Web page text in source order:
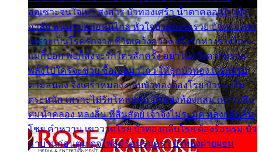
ออเซาะจนใจเบา สงสาร บัวทองเศร้า น้ำตาคลอเบ้า เฝ้า
อาลัย หนุ่มรูปหล่อหนีไกล หัวใจบัวทองระรวย บัวทองโศก
เพราะเป็นโรครักจาง ชีวิตเคว้งคว้าง เมื่อรักห่างร้างไกล
แม่ก็บอก พ่อก็สั่งจะรักใครสักครั้ง อย่าไปหวังความรวย
พลั้งไปใครจะช่วย ซื้อเปลมาไกว ให้ลูกบัวทอง เวรกรรม
ตามสนอง จึงเศร้าหมอง กลีบบัวทองต้องโรย บัวทองไม่
ตระหนัก เพราะไม่รักโคลนตม บัวทองท้องกลม เพราะลืม
ตมน้ำคลอง หลงลิ้น ที่สิ้นสัตย์ เจ้าจึงไม่ระมัด หลงกลิ่นลิ้น
โชย คำหวาน เขาวาดโรย บัวทองกลีบโรย ต้องร้อนรุม บัว
มาบานก่อนตูม ดุจไฟสุมร้อนรุมอุรา บัวทองผ่ายผอม